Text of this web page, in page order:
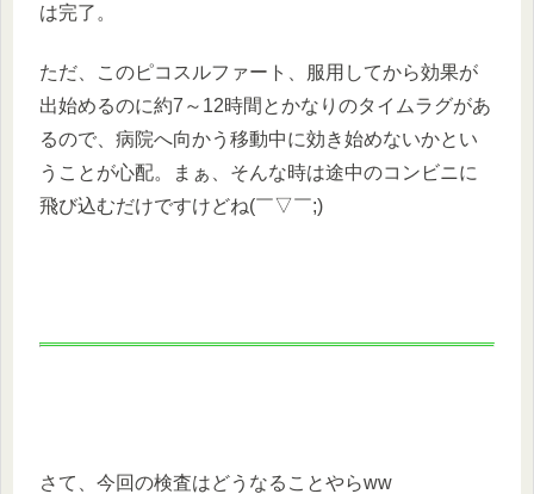
は完了。
ただ、このピコスルファート、服用してから効果が
出始めるのに約7～12時間とかなりのタイムラグがあ
るので、病院へ向かう移動中に効き始めないかとい
うことが心配。まぁ、そんな時は途中のコンビニに
飛び込むだけですけどね(￣▽￣;)
さて、今回の検査はどうなることやらww